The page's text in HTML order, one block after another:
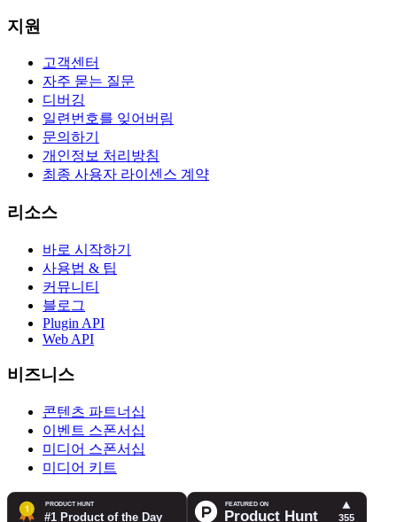
지원
고객센터
자주 묻는 질문
디버깅
일련번호를 잊어버림
문의하기
개인정보 처리방침
최종 사용자 라이센스 계약
리소스
바로 시작하기
사용법 & 팁
커뮤니티
블로그
Plugin API
Web API
비즈니스
콘텐츠 파트너십
이벤트 스폰서십
미디어 스폰서십
미디어 키트